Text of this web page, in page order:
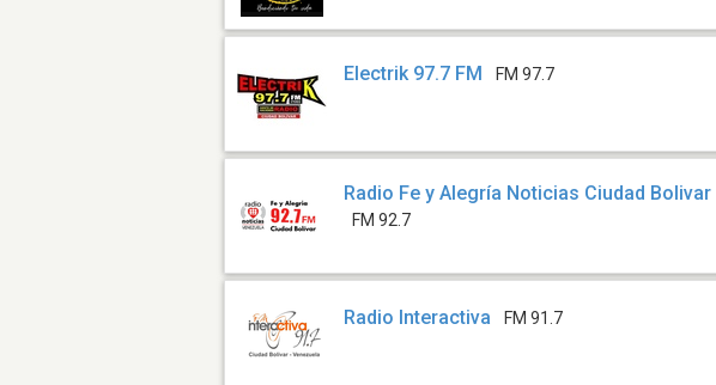
Electrik 97.7 FM FM 97.7
Radio Fe y Alegría Noticias Ciudad Bolivar
FM 92.7
Radio Interactiva FM 91.7